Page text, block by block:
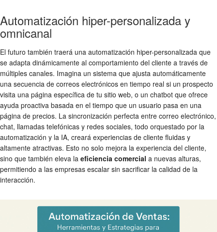
Automatización hiper-personalizada y
omnicanal
El futuro también traerá una automatización hiper-personalizada que
se adapta dinámicamente al comportamiento del cliente a través de
múltiples canales. Imagina un sistema que ajusta automáticamente
una secuencia de correos electrónicos en tiempo real si un prospecto
visita una página específica de tu sitio web, o un chatbot que ofrece
ayuda proactiva basada en el tiempo que un usuario pasa en una
página de precios. La sincronización perfecta entre correo electrónico,
chat, llamadas telefónicas y redes sociales, todo orquestado por la
automatización y la IA, creará experiencias de cliente fluidas y
altamente atractivas. Esto no solo mejora la experiencia del cliente,
sino que también eleva la eficiencia comercial a nuevas alturas,
permitiendo a las empresas escalar sin sacrificar la calidad de la
interacción.